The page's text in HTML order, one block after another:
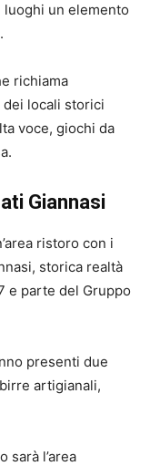
un elemento
richiama
locali storici
voce, giochi da
Giannasi
ristoro con i
storica realtà
e parte del Gruppo
presenti due
artigianali,
sarà l’area